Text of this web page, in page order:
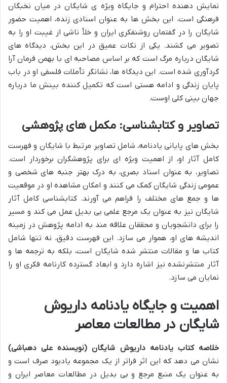
نمایش دهنده احترام و جایگاه ویژه ی شایگان در میان نخبگان
فرهنگی است. این بخش ها به عنوان اسنادی زنده، اهمیت حضور
شایگان را در گفتمان روشنفکری ایران و خلأ ناشی از غیبت او را به
تصویر می کشند. یکی از نکات عمیق در این بخش، دیدگاه های
شایگان درباره مرگ است که بر اساس مصاحبه ای با بهمن فرمان آرا
گردآوری شده است. این دیدگاه ها، نشانگر تأملات فلسفی او در باب
پایان زندگی و ادامه هستی است که تکمیل کننده بینش ما درباره
جهان بینی کلی اوست.
تصاویر و کتابشناسی: مکمل های پژوهشی
بخش های پایانی یادنامه، شامل تصاویر مرتبط با شایگان و فهرست
کامل آثار او، از اهمیت ویژه ای برای پژوهشگران برخوردار است.
تصاویر، به عنوان اسناد بصری، به درک بهتر جنبه های شخصی و
عمومی زندگی شایگان کمک می کنند و امکان مشاهده او در موقعیت
ها و جمع های مختلف را فراهم می آورند. کتابشناسی کامل آثار
شایگان نیز به عنوان یک مرجع علمی بی بدیل عمل می کند و مسیر
را برای دانشجویان و محققان علاقه مند به ادامه پژوهش در زمینه
اندیشه های او، هموار می سازد. این فهرست دقیق، نه تنها شامل
کتاب ها و مقالات منتشر شده شایگان است، بلکه به ترجمه ها و
آثار منتشرنشده نیز اشاره دارد و ابعاد گسترده کارنامه فکری او را
نمایان می سازد.
اهمیت و جایگاه یادنامه داریوش
شایگان در مطالعات معاصر
خلاصه کتاب یادنامه داریوش شایگان (نویسنده علی دهباشی)
نشان می دهد که این اثر فراتر از یک مجموعه یادبود صرف است و
به عنوان یک منبع مرجع و بی بدیل در مطالعات معاصر ایران و